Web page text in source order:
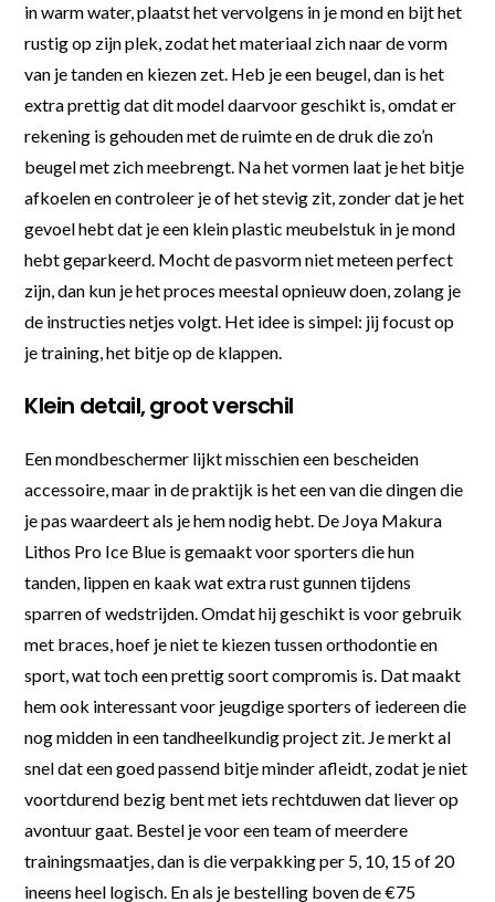
in warm water, plaatst het vervolgens in je mond en bijt het
rustig op zijn plek, zodat het materiaal zich naar de vorm
van je tanden en kiezen zet. Heb je een beugel, dan is het
extra prettig dat dit model daarvoor geschikt is, omdat er
rekening is gehouden met de ruimte en de druk die zo’n
beugel met zich meebrengt. Na het vormen laat je het bitje
afkoelen en controleer je of het stevig zit, zonder dat je het
gevoel hebt dat je een klein plastic meubelstuk in je mond
hebt geparkeerd. Mocht de pasvorm niet meteen perfect
zijn, dan kun je het proces meestal opnieuw doen, zolang je
de instructies netjes volgt. Het idee is simpel: jij focust op
je training, het bitje op de klappen.
Klein detail, groot verschil
Een mondbeschermer lijkt misschien een bescheiden
accessoire, maar in de praktijk is het een van die dingen die
je pas waardeert als je hem nodig hebt. De Joya Makura
Lithos Pro Ice Blue is gemaakt voor sporters die hun
tanden, lippen en kaak wat extra rust gunnen tijdens
sparren of wedstrijden. Omdat hij geschikt is voor gebruik
met braces, hoef je niet te kiezen tussen orthodontie en
sport, wat toch een prettig soort compromis is. Dat maakt
hem ook interessant voor jeugdige sporters of iedereen die
nog midden in een tandheelkundig project zit. Je merkt al
snel dat een goed passend bitje minder afleidt, zodat je niet
voortdurend bezig bent met iets rechtduwen dat liever op
avontuur gaat. Bestel je voor een team of meerdere
trainingsmaatjes, dan is die verpakking per 5, 10, 15 of 20
ineens heel logisch. En als je bestelling boven de €75